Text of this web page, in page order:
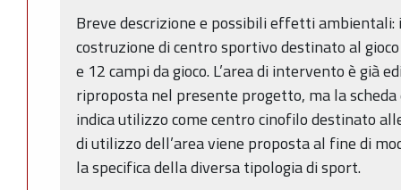
Breve descrizione e possibili effetti
costruzione di centro sportivo destinato al
e 12 campi da gioco. L’area di intervento è già
riproposta nel presente progetto, ma la
indica utilizzo come centro cinofilo destinato
di utilizzo dell’area viene proposta al fine di
la specifica della diversa tipologia di sport.